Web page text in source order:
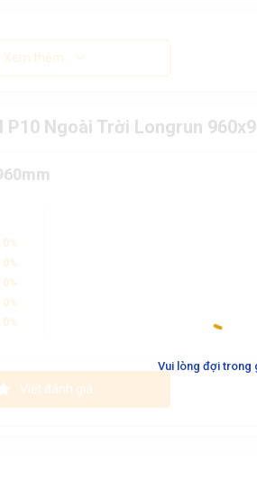
Vui lòng đợi trong
Xem thêm
Ngoài Trời Longrun
0%
0%
0%
0%
0%
Viết đánh giá